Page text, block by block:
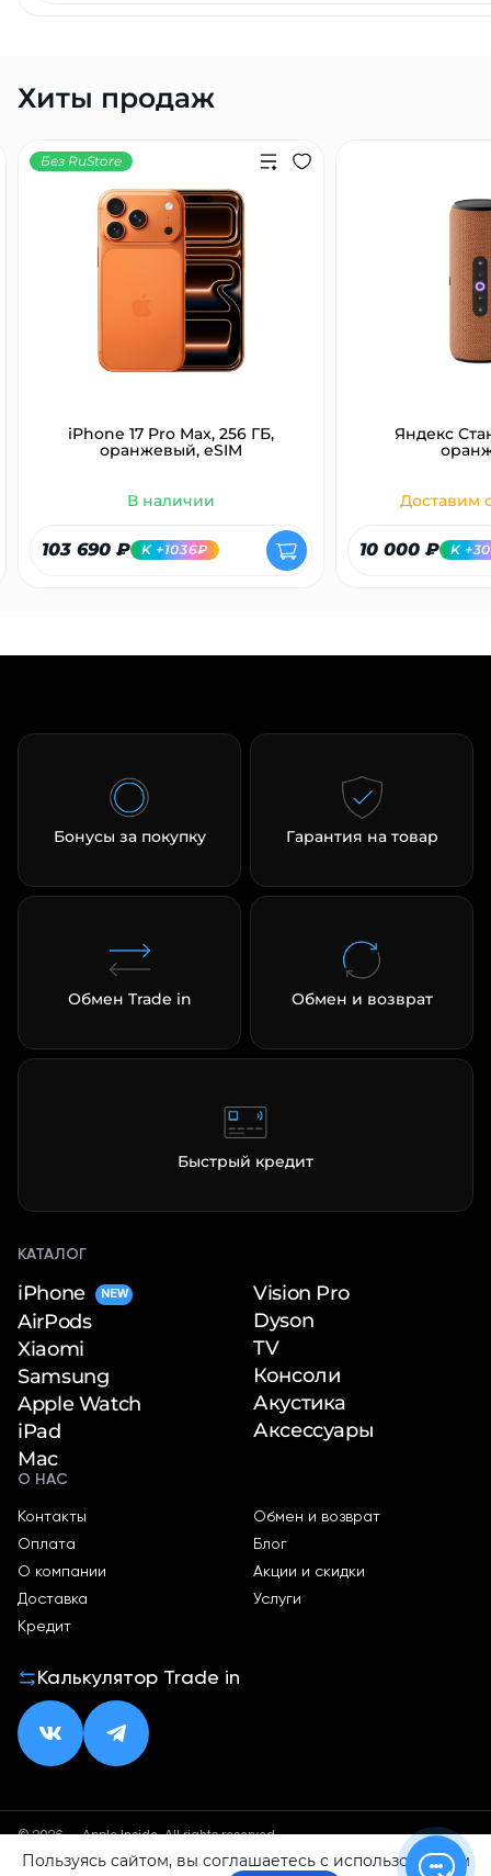
Хиты продаж
Без RuStore
iPhone 17 Pro Max, 256 ГБ,
оранжевый, eSIM
В наличии
103 690 ₽ K +1036₽
Яндекс
Доставим
10 000 ₽ K
Бонусы за покупку Гарантия на товар
Обмен Trade in Обмен и возврат
Быстрый кредит
КАТАЛОГ
iPhone NEW
AirPods
Xiaomi
Samsung
Apple Watch
iPad
Mac
Vision Pro
Dyson
TV
Консоли
Акустика
Аксессуары
О НАС
Контакты
Оплата
О компании
Доставка
Кредит
Обмен и возврат
Блог
Акции и скидки
Услуги
Калькулятор Trade in
© 2026 — Apple Inside. All rights reserved.
Политика конфиденциальностиОферта
Пользуясь сайтом, вы соглашаетесь с использованием